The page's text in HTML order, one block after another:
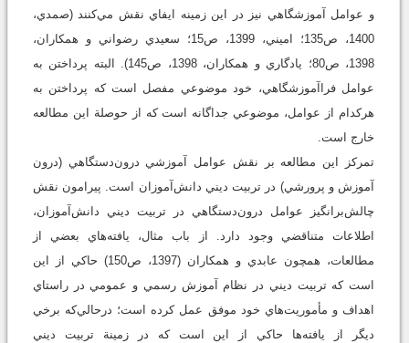
و عوامل آموزشگاهي نيز در اين زمينه ايفاي نقش مي‌کنند (صمدي،
1400، ص135؛ اميني، 1399، ص15؛ سعيدي رضواني و همكاران،
1398، ص80؛ يادگاري و همكاران، 1398، ص145). البته پرداختن به
عوامل فراآموزشگاهي، خود موضوعي مفصل است که پرداختن به
هرکدام از عوامل، موضوعي جداگانه است که از حوصلة اين مطالعه
خارج است.
تمركز اين مطالعه بر نقش عوامل آموزشي درون‌دستگاهي (درون
آموزش و پرورشي) در تربيت ديني دانش‌آموزان است. پيرامون نقش
چالش‌برانگيز عوامل درون‌دستگاهي در تربيت ديني دانش‌آموزان،
اطلاعات متناقضي وجود دارد. از باب مثال، يافته‌هاي بعضي از
مطالعات، همچون عابدي و همكاران (1397، ص150) حاکي از اين
است که تربيت ديني در نظام آموزش رسمي و عمومي در راستاي
اهداف و مأموريت‌هاي خود موفق عمل کرده است؛ درحالي‌که برخي
ديگر از يافته‌ها حاکي از اين است که در زمينة تربيت ديني